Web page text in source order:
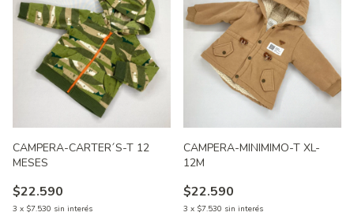
CAMPERA-CARTER´S-T 12
MESES
$22.590
3 x $7.530 sin interés
CAMPERA-MINIMIMO-T XL-
12M
$22.590
3 x $7.530 sin interés